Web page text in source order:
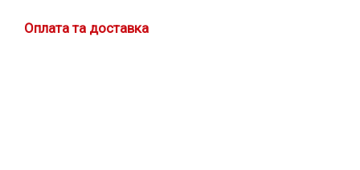
Оплата та доставка